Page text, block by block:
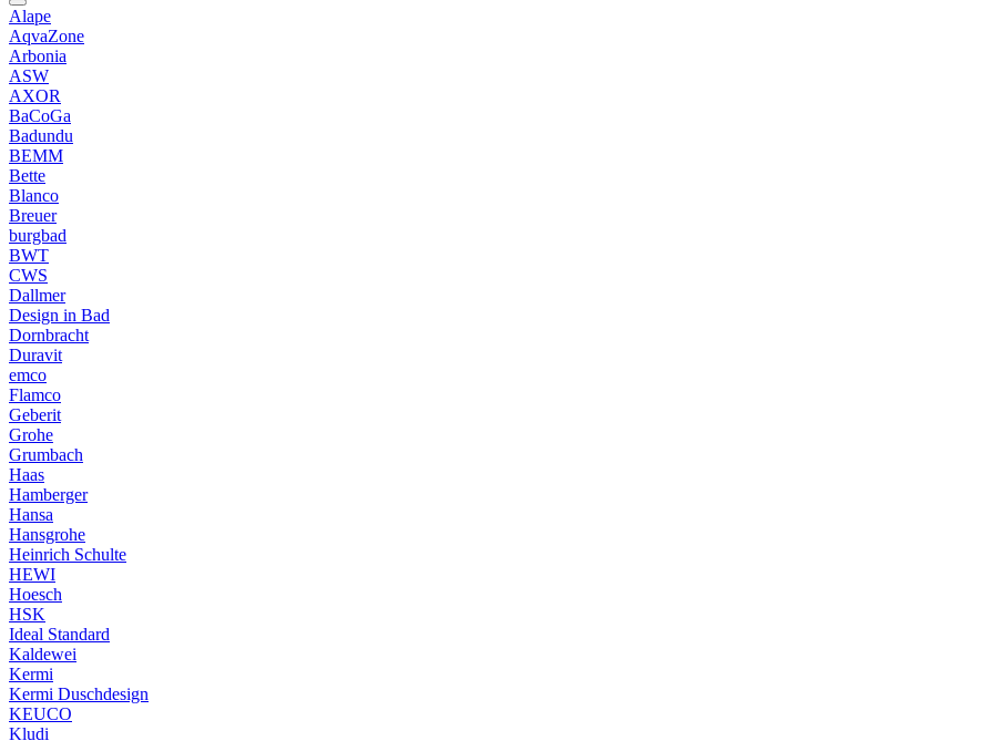
Alape
AqvaZone
Arbonia
ASW
AXOR
BaCoGa
Badundu
BEMM
Bette
Blanco
Breuer
burgbad
BWT
CWS
Dallmer
Design in Bad
Dornbracht
Duravit
emco
Flamco
Geberit
Grohe
Grumbach
Haas
Hamberger
Hansa
Hansgrohe
Heinrich Schulte
HEWI
Hoesch
HSK
Ideal Standard
Kaldewei
Kermi
Kermi Duschdesign
KEUCO
Kludi